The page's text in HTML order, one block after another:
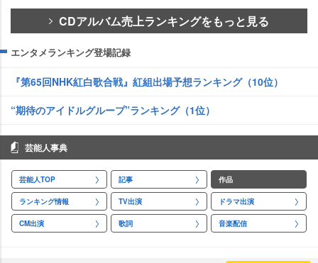
CDアルバム売上ランキングをもっと見る
エンタメランキング登場記録
『第65回NHK紅白歌合戦』紅組出場予想ランキング（10位）
“期待のアイドルグループ”ランキング（1位）
芸能人事典
芸能人TOP 記事 作品
ランキング情報 TV出演 ドラマ出演
CM出演 歌詞 音楽配信